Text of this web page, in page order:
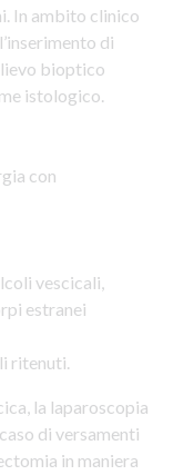
. In ambito clinico
di
bioptico
istologico.
con
vescicali,
estranei
ritenuti.
la laparoscopia
di versamenti
in maniera